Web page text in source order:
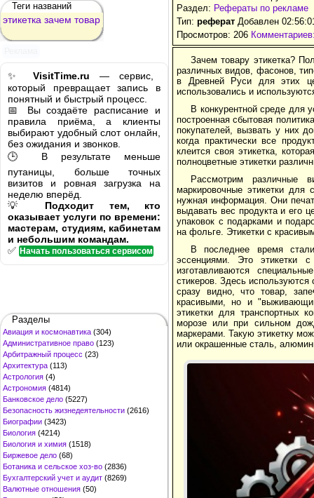
Теги названий
этикетка зачем товар
✨ VisitTime.ru — сервис,
который превращает запись в
понятный и быстрый процесс.
📅 Вы создаёте расписание и
правила приёма, а клиенты
выбирают удобный слот онлайн,
без ожидания и звонков.
🕒 В результате меньше
путаницы, больше точных
визитов и ровная загрузка на
неделю вперёд.
💡 Подходит тем, кто
оказывает услуги по времени:
мастерам, студиям, кабинетам
и небольшим командам.
✅ Начать пользоваться сервисом
Разделы
Авиация и космонавтика (304)
Административное право (123)
Арбитражный процесс (23)
Архитектура (113)
Астрология (4)
Астрономия (4814)
Банковское дело (5227)
Безопасность жизнедеятельности (2616)
Биографии (3423)
Биология (4214)
Биология и химия (1518)
Биржевое дело (68)
Ботаника и сельское хоз-во (2836)
Бухгалтерский учет и аудит (8269)
Валютные отношения (50)
Раздел: Рефераты по рекламе
Тип: реферат Добавлен
Просмотров: 206
Зачем товару этикетка?
различных видов, фасонов,
в Древней Руси для этих
использовались и
В конкурентной среде для
построенная сбытовая
покупателей, вызвать у них
когда практически все
клеится своя этикетка,
полноцветные этикетки
Рассмотрим различные
маркировочные этикетки для
нужная информация. Они
выдавать вес продукта и его
упаковок с подарками и
на фольге. Этикетки с
В последнее время
эссенциями. Это этикетки
изготавливаются
стикеров. Здесь
сразу видно, что товар,
красивыми, но и
этикетки для транспортных
морозе или при сильном
маркерами. Такую этикетку
или окрашенные сталь,